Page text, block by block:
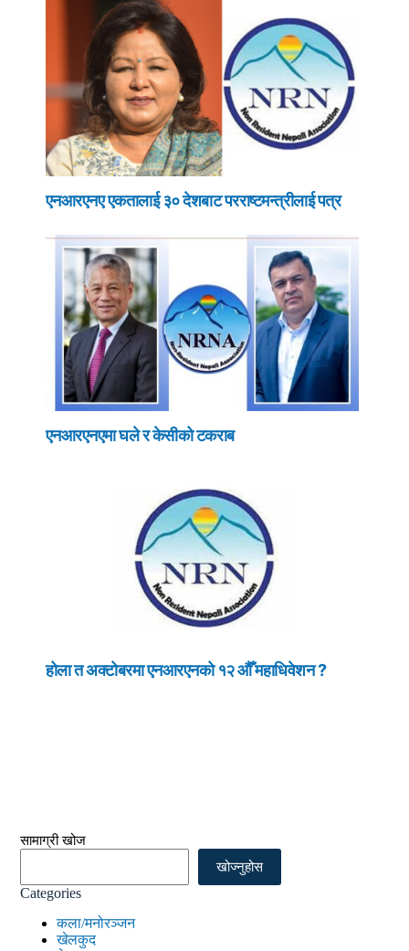
एनआरएनए एकतालाई ३० देशबाट परराष्टमन्त्रीलाई पत्र
एनआरएनएमा घले र केसीको टकराब
होला त अक्टोबरमा एनआरएनको १२ औँ महाधिवेशन ?
सामाग्री खोज
खोज्नुहोस
Categories
कला/मनोरञ्जन
खेलकुद